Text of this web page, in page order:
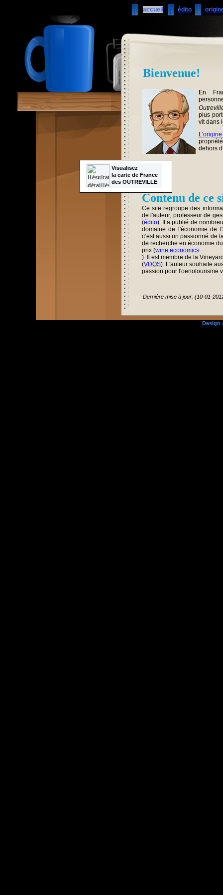
accueil édito
Bienvenue!
Visualisez
la carte de France
des OUTREVILLE
En
plus
vit dans
dehors
Contenu de ce
Ce site regroupe des
de l'auteur, professeur de
(édito). Il a publié de
domaine de l'économie de
c’est aussi un passionné de
de recherche en économie
prix (wine economics
). Il est membre de la
(VDQS). L'auteur souhaite
passion pour l'oenotourisme
Dernière mise à jour: (10-01-
Design